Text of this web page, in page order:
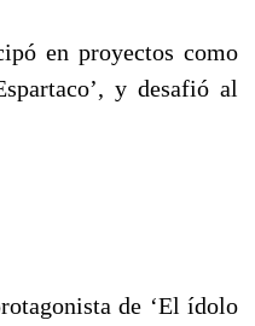
en proyectos como
y desafió al
de ‘El ídolo